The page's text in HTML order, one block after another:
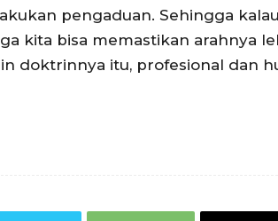
pengaduan. Sehingga
kita bisa memastikan arahnya
doktrinnya itu, profesional dan